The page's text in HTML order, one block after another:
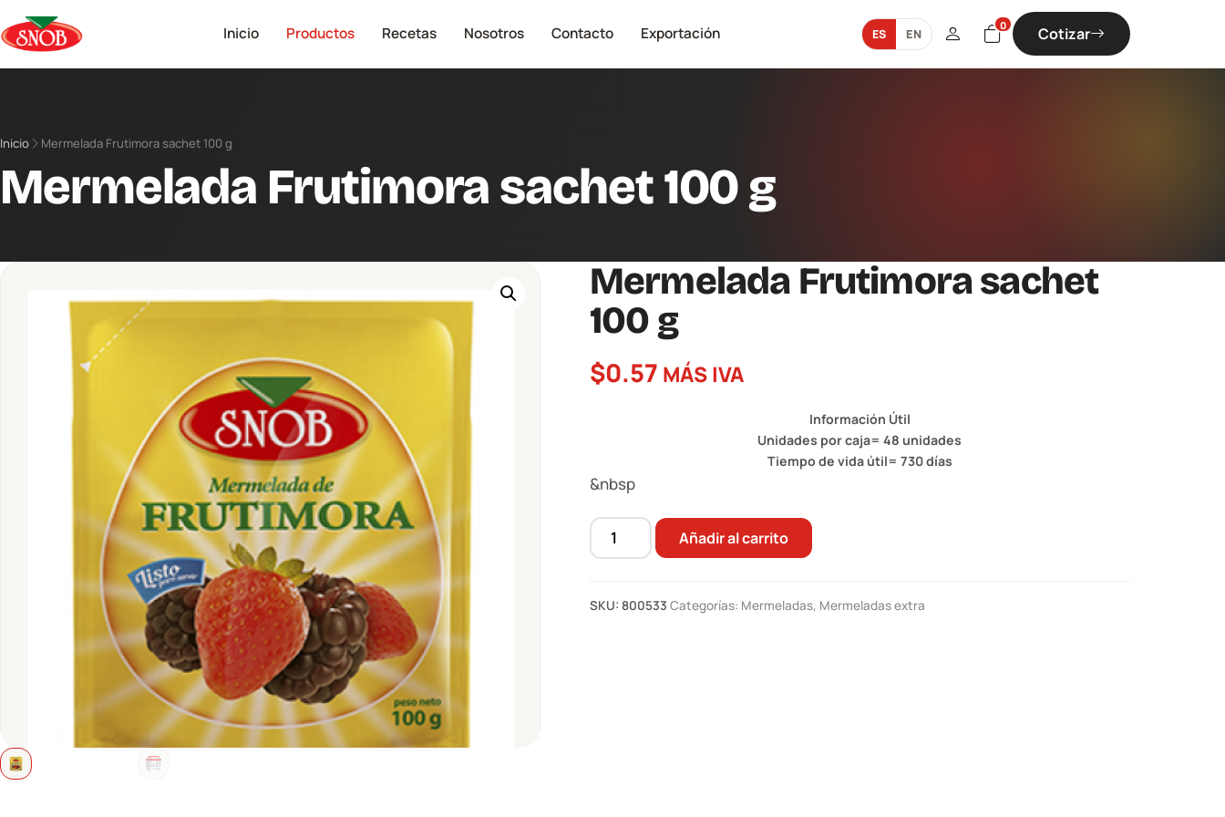
Inicio Productos Recetas Nosotros Contacto Exportación ES EN
0 Cotizar
Inicio Mermelada Frutimora sachet 100 g
Mermelada Frutimora sachet 100 g
Mermelada Frutimora sachet
100 g
$0.57 MÁS IVA
Información Útil
Unidades por caja= 48 unidades
Tiempo de vida útil= 730 días
&nbsp
Mermelada
sachet
Añadir al carrito
SKU: 800533 Categorías: Mermeladas, Mermeladas extra